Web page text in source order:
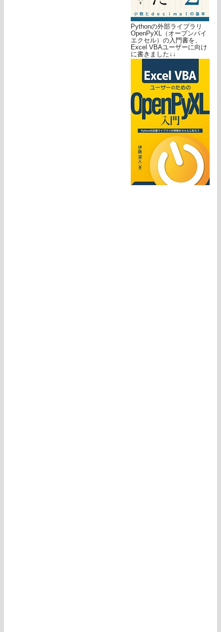
Pythonの外部ライブラリ
OpenPyXL（オープンパイ
エクセル）の入門書を、
Excel VBAユーザーに向け
に書きました↓↓